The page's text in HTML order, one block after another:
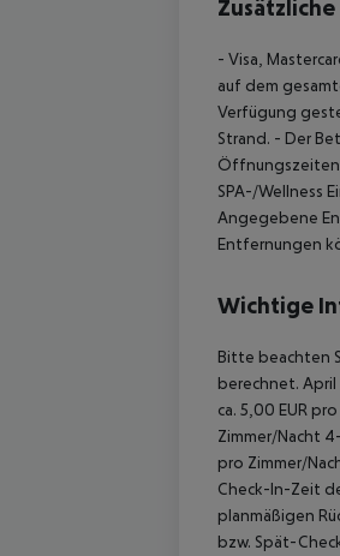
- Visa,
auf dem
Verfügung
Strand. - Der
Öffnungszeiten
SPA-/Wellness
Angegebene
Entfernungen
Wichtige
Bitte beachten
berechnet.
ca. 5,00 EUR
Zimmer/Nacht
pro Zimmer/
Check-In-Zeit
planmäßigen
bzw. Spät-